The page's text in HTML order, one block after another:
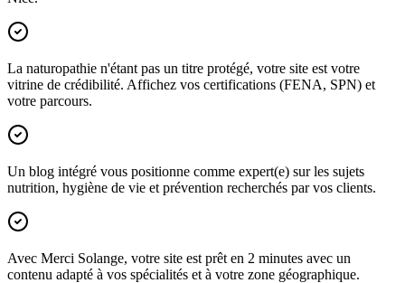
La naturopathie n'étant pas un titre protégé, votre site est votre
vitrine de crédibilité. Affichez vos certifications (FENA, SPN) et
votre parcours.
Un blog intégré vous positionne comme expert(e) sur les sujets
nutrition, hygiène de vie et prévention recherchés par vos clients.
Avec Merci Solange, votre site est prêt en 2 minutes avec un
contenu adapté à vos spécialités et à votre zone géographique.